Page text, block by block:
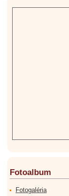
Fotoalbum
Fotogaléria